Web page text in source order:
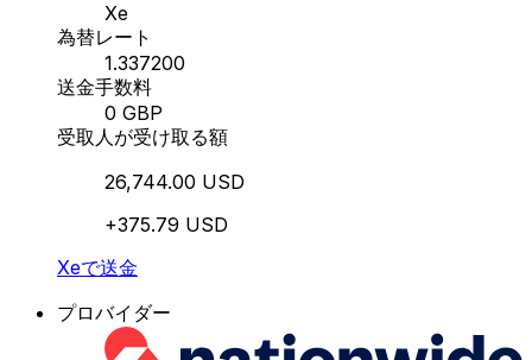
Xe
為替レート
1.337200
送金手数料
0 GBP
受取人が受け取る額
26,744.00 USD
+375.79 USD
Xeで送金
プロバイダー